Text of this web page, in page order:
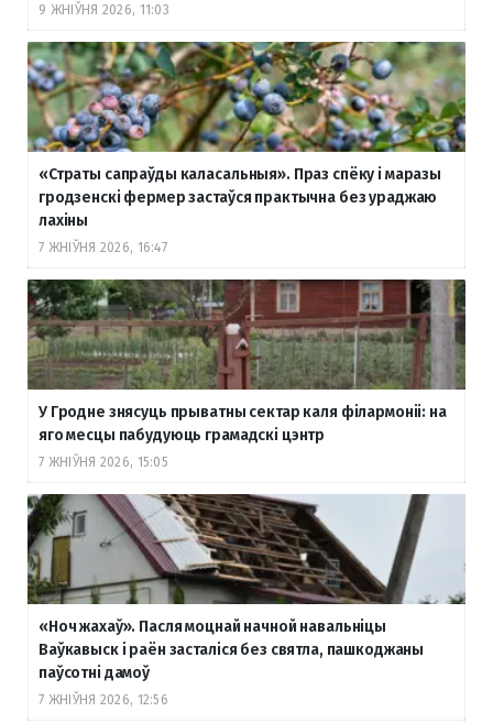
9 ЖНІЎНЯ 2026, 11:03
«Страты сапраўды каласальныя». Праз спёку і маразы
гродзенскі фермер застаўся практычна без ураджаю
лахіны
7 ЖНІЎНЯ 2026, 16:47
У Гродне знясуць прыватны сектар каля філармоніі: на
яго месцы пабудуюць грамадскі цэнтр
7 ЖНІЎНЯ 2026, 15:05
«Ноч жахаў». Пасля моцнай начной навальніцы
Ваўкавыск і раён засталіся без святла, пашкоджаны
паўсотні дамоў
7 ЖНІЎНЯ 2026, 12:56